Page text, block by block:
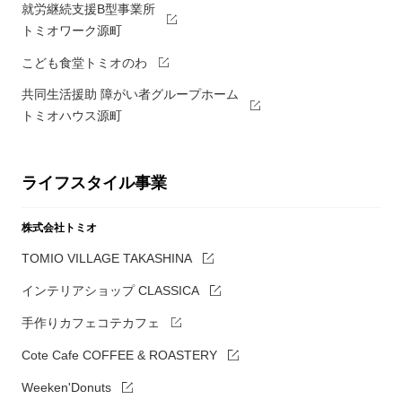
就労継続支援B型事業所
トミオワーク源町
こども食堂トミオのわ
共同生活援助 障がい者グループホーム
トミオハウス源町
ライフスタイル事業
株式会社トミオ
TOMIO VILLAGE TAKASHINA
インテリアショップ CLASSICA
手作りカフェコテカフェ
Cote Cafe COFFEE & ROASTERY
Weeken'Donuts